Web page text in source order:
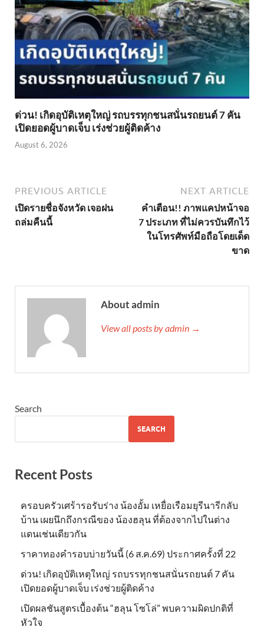
ด่วน! เกิดอุบัติเหตุใหญ่ รถบรรทุกชนสนั่นรถยนต์ 7 คัน
เปิดยอดผู้บาดเจ็บ เร่งช่วยผู้ติดค้าง
August 6, 2026
PREVIOUS ARTICLE
เปิดรายชื่อจังหวัด เจอฝน
ถล่มคืนนี้
NEXT ARTICLE
คำเตือน!! ภาพแคปหน้าจอ
7 ประเภท ที่ไม่ควรบันทึกไว้
ในโทรศัพท์มือถือโดยเด็ด
ขาด
About admin
View all posts by admin →
Search
SEARCH
Recent Posts
ครอบครัวเศร้ารอรับร่าง น้องอั้ม เหยื่อเรือมยุรีนารีกลับ
บ้าน เผยนึกถึงกรณีของ น้องฮลุน ที่ต้องจากไปในต่าง
แดนเช่นเดียวกัน
ราคาทองคำรอบบ่ายวันนี้ (6 ส.ค.69) ประกาศครั้งที่ 22
ด่วน! เกิดอุบัติเหตุใหญ่ รถบรรทุกชนสนั่นรถยนต์ 7 คัน
เปิดยอดผู้บาดเจ็บ เร่งช่วยผู้ติดค้าง
เปิดผลชันสูตรเบื้องต้น “ฮลุน โซโล่” พบความผิดปกติที่
หัวใจ